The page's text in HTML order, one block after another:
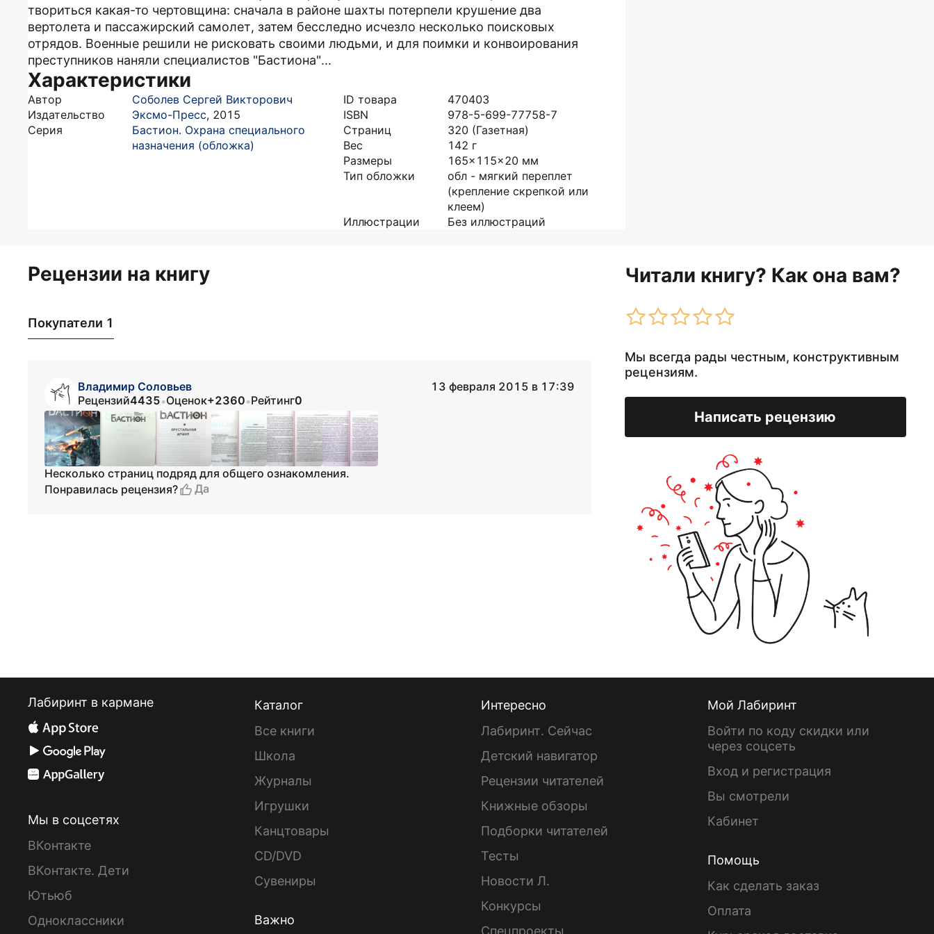
твориться какая-то чертовщина: сначала в районе шахты потерпели крушение два
вертолета и пассажирский самолет, затем бесследно исчезло несколько поисковых
отрядов. Военные решили не рисковать своими людьми, и для поимки и конвоирования
преступников наняли специалистов "Бастиона"...
Характеристики
Автор
Соболев Сергей Викторович
Издательство
Эксмо-Пресс, 2015
Серия
Бастион. Охрана специального
назначения (обложка)
ID товара
470403
ISBN
978-5-699-77758-7
Страниц
320 (Газетная)
Вес
142 г
Размеры
165x115x20 мм
Тип обложки
обл - мягкий переплет
(крепление скрепкой или
клеем)
Иллюстрации
Без иллюстраций
Рецензии на книгу Читали книгу? Как она вам?
Мы всегда рады честным, конструктивным
рецензиям.
Написать рецензию
Покупатели 1
Владимир Соловьев
13 февраля 2015 в 17:39
Рецензий4435•Оценок+2360•Рейтинг0
Несколько страниц подряд для общего ознакомления.
Понравилась рецензия?
Да
Лабиринт в кармане
Мы в соцсетях
ВКонтакте
ВКонтакте. Дети
Ютьюб
Одноклассники
Каталог
Все книги
Школа
Журналы
Игрушки
Канцтовары
CD/DVD
Сувениры
Важно
Интересно
Лабиринт. Сейчас
Детский навигатор
Рецензии читателей
Книжные обзоры
Подборки читателей
Тесты
Новости Л.
Конкурсы
Спецпроекты
Мой Лабиринт
Войти по коду скидки или
через соцсеть
Вход и регистрация
Вы смотрели
Кабинет
Помощь
Как сделать заказ
Оплата